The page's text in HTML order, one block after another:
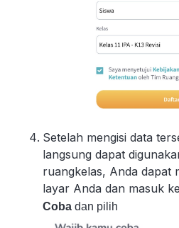
Setelah mengisi data
langsung dapat
ruangkelas, Anda dapat
layar Anda dan masuk
Coba dan pilih